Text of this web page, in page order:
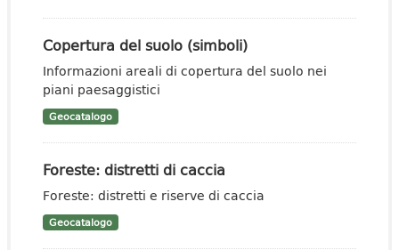
Copertura del suolo (simboli)
Informazioni areali di copertura del suolo nei
piani paesaggistici
Geocatalogo
Foreste: distretti di caccia
Foreste: distretti e riserve di caccia
Geocatalogo